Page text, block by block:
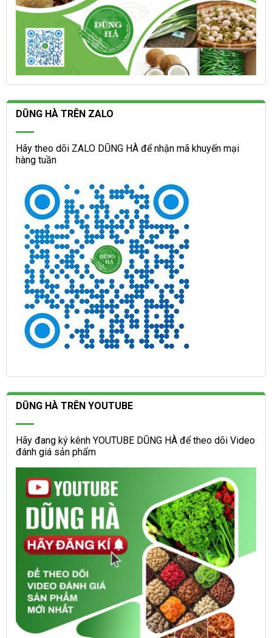
DŨNG HÀ TRÊN ZALO
Hãy theo dõi ZALO DŨNG HÀ để nhận mã khuyến mại
hàng tuần
DŨNG HÀ TRÊN YOUTUBE
Hãy đang ký kênh YOUTUBE DŨNG HÀ để theo dõi Video
đánh giá sản phẩm